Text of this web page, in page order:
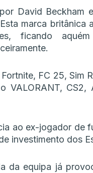
David Beckham
marca britânica
ficando
FC 25, Sim
VALORANT,
ao ex-jogador de
investimento dos
da equipa já